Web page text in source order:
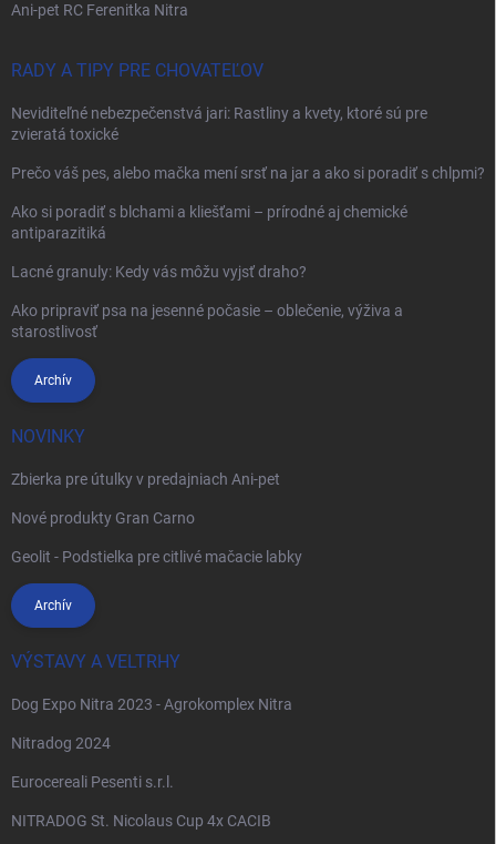
Ani-pet RC Ferenitka Nitra
RADY A TIPY PRE CHOVATEĽOV
Neviditeľné nebezpečenstvá jari: Rastliny a kvety, ktoré sú pre
zvieratá toxické
Prečo váš pes, alebo mačka mení srsť na jar a ako si poradiť s chlpmi?
Ako si poradiť s blchami a kliešťami – prírodné aj chemické
antiparazitiká
Lacné granuly: Kedy vás môžu vyjsť draho?
Ako pripraviť psa na jesenné počasie – oblečenie, výživa a
starostlivosť
Archív
NOVINKY
Zbierka pre útulky v predajniach Ani-pet
Nové produkty Gran Carno
Geolit - Podstielka pre citlivé mačacie labky
Archív
VÝSTAVY A VELTRHY
Dog Expo Nitra 2023 - Agrokomplex Nitra
Nitradog 2024
Eurocereali Pesenti s.r.l.
NITRADOG St. Nicolaus Cup 4x CACIB